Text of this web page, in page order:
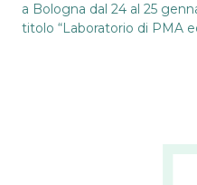
a Bologna dal 24 al 25
titolo “Laboratorio di PMA